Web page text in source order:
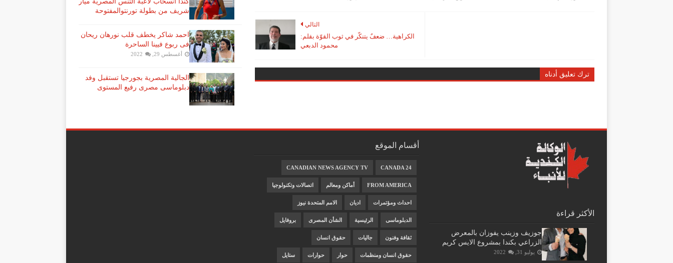
التالي
الكراهية… ضعفٌ يتنكّر في ثوب القوّة ‎بقلم:
محمود الدبعي
ترك تعليق أدناه
شريف​ من بطولة ​تورنتو​المفتوحة
احمد شاكر يخطف قلب نورهان ريحان
فى ربوع فيينا الساحرة
أغسطس 29, 2022
الجالية المصرية بجورجيا تستقبل وفد
دبلوماسى مصرى رفيع المستوى
الأكثر قراءة
جوزيف وزينب يفوزان بالمعرض
الزراعي بكندا بمشروع الايس كريم
يوليو 31, 2022
أقسام الموقع
CANADA 24
CANADIAN NEWS AGENCY TV
FROM AMERICA أماكن ومعالم اتصالات وتكنولوجيا
احداث ومؤتمرات اديان الامم المتحدة نيوز
الدبلوماسى الرئيسية الشأن المصرى بروفايل
ثقافة وفنون جاليات حقوق انسان
حقوق انسان ومنظمات حوار حوارات ستايل